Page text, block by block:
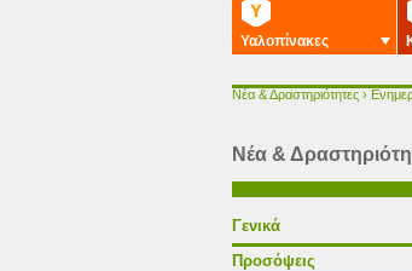
Υαλοπίνακες
Νέα & Δραστηριότητες ›
Νέα &
Γενικά
Προσόψεις